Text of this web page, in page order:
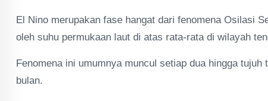
El Nino merupakan fase hangat dari fenomena Osilasi
oleh suhu permukaan laut di atas rata-rata di wilayah
Fenomena ini umumnya muncul setiap dua hingga
bulan.